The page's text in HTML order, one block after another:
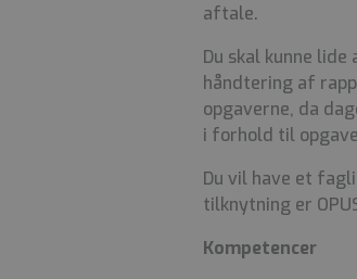
aftale.
Du skal kunne
håndtering af
opgaverne, da
i forhold til
Du vil have et
tilknytning er
Kompetencer